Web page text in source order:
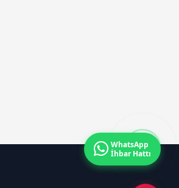
WhatsApp
İhbar Hattı